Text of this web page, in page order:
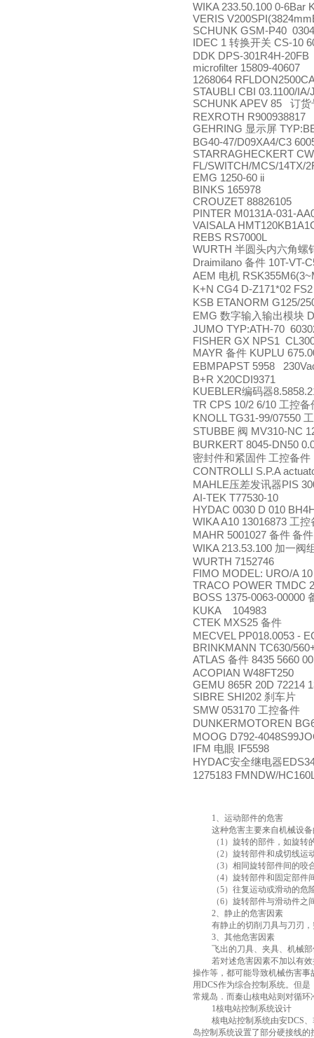
WIKA 233.50.100 0-6Bar
VERIS
SCHUNK GSM-P40
IDEC 1 转换开关 CS-10
DDK DPS-301R4H-20FB
microfilter 15809-40607
1268064
STAUBLI CBI 03.1100/IA/
SCHUNK APEV 85 订货
REXROTH R900938817
GEHRING 显示屏
BG40-47/D09XA4/C3
STARRAGHECKERT
FL/SWITCH/MCS/14TX/
EMG 1250-60 ii
BINKS 165978
CROUZET 88826105
PINTER M0131A-031-
VAISALA
REBS RS7000L
WURTH 半圆头内六角螺
Draimilano 备件 10T-VT-
AEM 电机
K+N CG4 D-Z171*02
KSB ETANORM G125/
EMG 数字输入输出模块
JUMO TYP:ATH-70
FISHER GX NPS1
MAYR 备件 KUPLU
EBMPAPST 5958
B+R X20CDI9371
KUEBLER编码器
TR CPS 10/2 6/10 工控备
KNOLL TG31-99/07550
STUBBE 阀 MV310-NC
BURKERT 8045-DN50
密封件和紧固件 工控备件
CONTROLLI S.P.A
MAHLE压差发讯器PIS
AI-TEK T77530-10
HYDAC 0030 D 010
WIKA A10 13016873 工控
MAHR 5001027 备件备件
WIKA 213.53.100 加一阀
WURTH 7152746
FIMO MODEL: URO/A
TRACO POWER TMDC
BOSS 1375-0063-00000
KUKA 104983
CTEK MXS25 备件
MECVEL PP018.0053 -
BRINKMANN TC630/
ATLAS 备件 8435 5660 00
ACOPIAN W48FT250
GEMU 865R 20D 72214
SIBRE SHI202 刹车片
SMW 053170 工控备件
DUNKERMOTOREN
MOOG D792-
IFM 电眼 IF5598
HYDAC安全继电器
1275183 FMNDW/
1、运动部件的危害
这种危害主要来自机械设
（ 1 ）旋转的部件，如旋转
（2）旋转部件和成切线运
（3）相同旋转部件间的咬
（4）旋转部件和固定部件
（5）往复运动或滑动的危
（6）旋转部件与滑动件之
2、静止的危害因素
有静止的切削刀具与刀刃
3、其他危害因素
飞出的刀具、夹具、机械
若对述危害因素不加以有
操作等，都可能导致机械伤害事
用DCS作为综合控制系统。但
常规岛．而秦山核电站则对循环
1核电站控制系统设计
核电站控制系统由安DCS
岛控制系统设置了部分硬接线